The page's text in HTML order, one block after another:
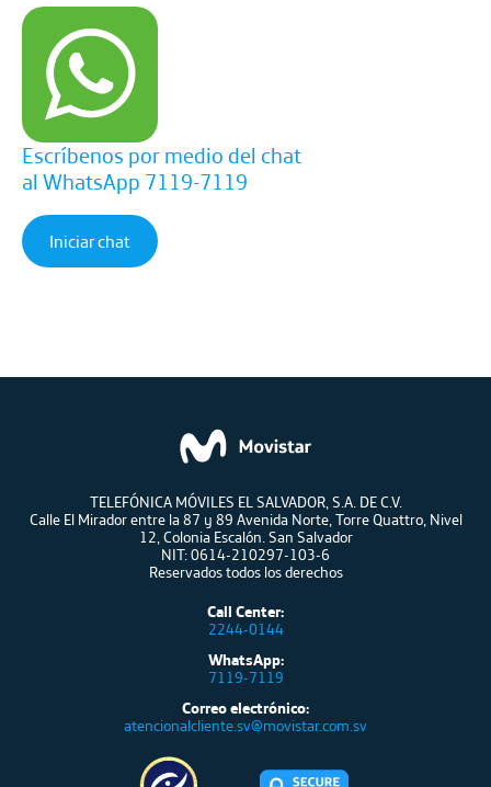
Escríbenos por medio del chat
al WhatsApp 7119-7119
Iniciar chat
TELEFÓNICA MÓVILES EL SALVADOR, S.A. DE C.V.
Calle El Mirador entre la 87 y 89 Avenida Norte, Torre Quattro, Nivel
12, Colonia Escalón. San Salvador
NIT: 0614-210297-103-6
Reservados todos los derechos
Call Center:
2244-0144
WhatsApp:
7119-7119
Correo electrónico:
atencionalcliente.sv@movistar.com.sv